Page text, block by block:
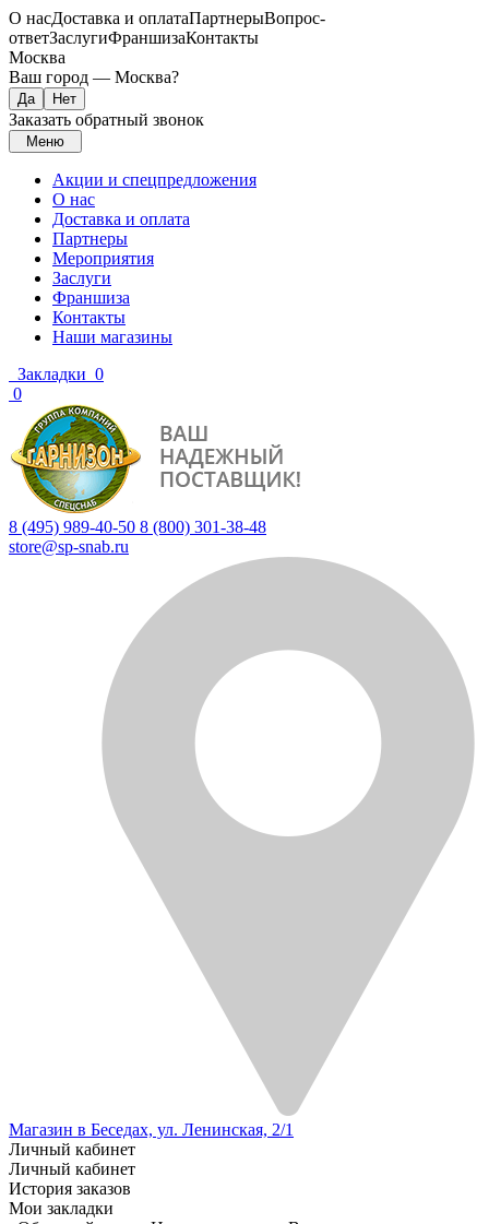
О насДоставка и оплатаПартнерыВопрос-
ответЗаслугиФраншизаКонтакты
Москва
Ваш город — Москва?
Заказать обратный звонок
Меню
Акции и спецпредложения
О нас
Доставка и оплата
Партнеры
Мероприятия
Заслуги
Франшиза
Контакты
Наши магазины
Закладки 0
0
8 (495) 989-40-50 8 (800) 301-38-48
store@sp-snab.ru
Магазин в Беседах, ул. Ленинская, 2/1
Личный кабинет
Личный кабинет
История заказов
Мои закладки